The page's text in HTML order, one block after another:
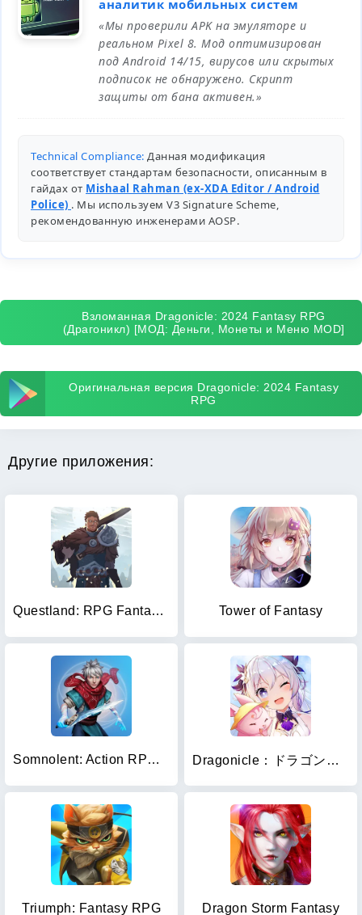
аналитик мобильных систем
«Мы проверили APK на эмуляторе и
реальном Pixel 8. Мод оптимизирован
под Android 14/15, вирусов или скрытых
подписок не обнаружено. Скрипт
защиты от бана активен.»
Technical Compliance: Данная модификация
соответствует стандартам безопасности, описанным в
гайдах от Mishaal Rahman (ex-XDA Editor / Android
Police) . Мы используем V3 Signature Scheme,
рекомендованную инженерами AOSP.
Взломанная Dragonicle: 2024 Fantasy RPG
(Драгоникл) [МОД: Деньги, Монеты и Меню MOD]
Оригинальная версия Dragonicle: 2024 Fantasy
RPG
Другие приложения:
Questland: RPG Fantasy Game Tower of Fantasy
Somnolent: Action RPG Fantasy Dragonicle：ドラゴンガーディアン
Triumph: Fantasy RPG Dragon Storm Fantasy